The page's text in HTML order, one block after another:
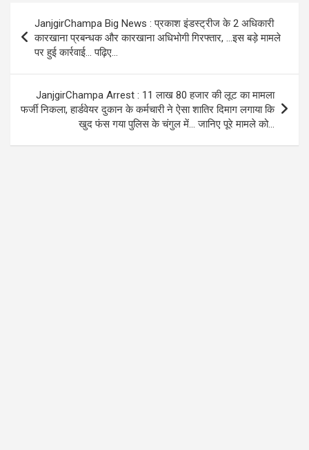
o
o
k
A
p
p
a
m
navigation
JanjgirChampa Big News : प्रकाश इंडस्ट्रीज के 2 अधिकारी
कारखाना प्रबन्धक और कारखाना अधिभोगी गिरफ्तार, …इस बड़े मामले
पर हुई कार्रवाई… पढ़िए…
JanjgirChampa Arrest : 11 लाख 80 हजार की लूट का मामला
फर्जी निकला, हार्डवेयर दुकान के कर्मचारी ने ऐसा शातिर दिमाग लगाया कि
खुद फंस गया पुलिस के चंगुल में… जानिए पूरे मामले को…